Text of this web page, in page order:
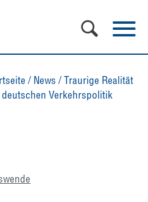
/ News /Traurige Realität
Verkehrspolitik